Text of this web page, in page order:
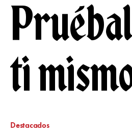
ti
Destacados